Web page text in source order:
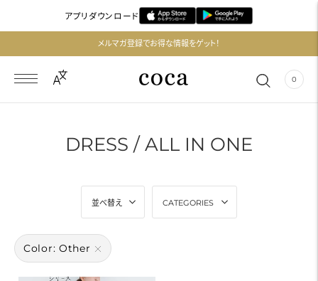
アプリダウンロード
メルマガ登録でお得な情報をゲット！
0
DRESS / ALL IN ONE
並べ替え CATEGORIES
Color: Other